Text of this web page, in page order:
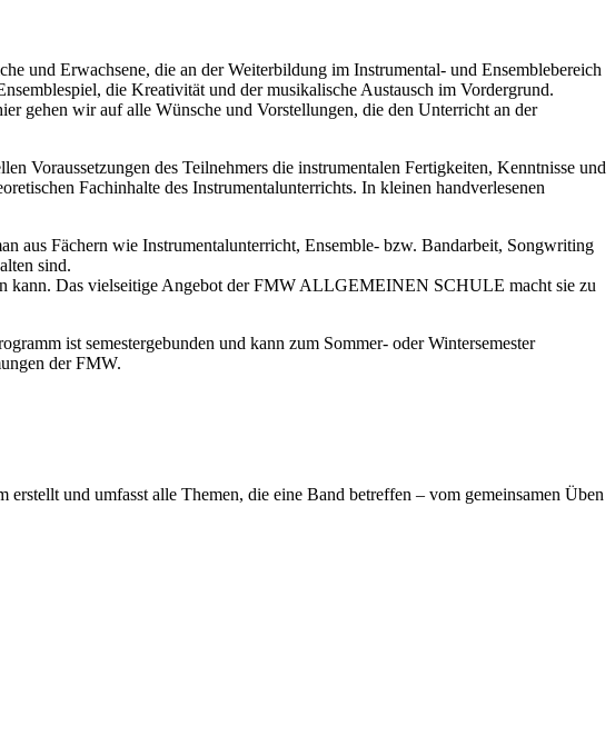
Erwachsene, die an der Weiterbildung im Instrumental- und Ensemblebereich
die Kreativität und der musikalische Austausch im Vordergrund.
gehen wirauf alle Wünsche und Vorstellungen, die den Unterricht an der
Voraussetzungen des Teilnehmers die instrumentalen Fertigkeiten, Kenntnisse und
Fachinhalte des Instrumentalunterrichts. In kleinen handverlesenen
aus Fächern wie Instrumentalunterricht, Ensemble- bzw. Bandarbeit, Songwriting
sind.
kann. Das vielseitige Angebot der FMW ALLGEMEINEN SCHULE macht sie zu
ist semestergebunden und kann zum Sommer- oder Wintersemester
der FMW.
und umfasst alle Themen, die eine Band betreffen – vom gemeinsamen Üben